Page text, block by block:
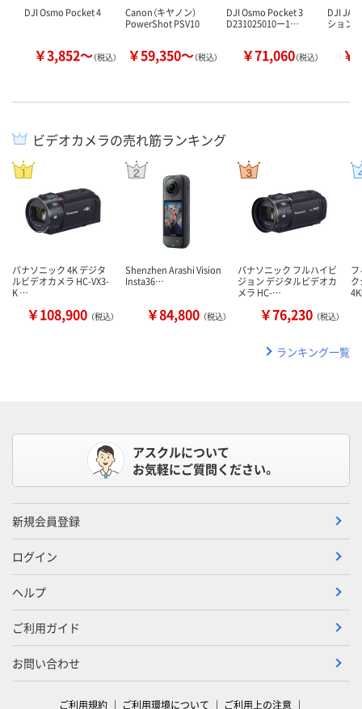
DJI Osmo Pocket 4
￥3,852～（税込）
Canon（キヤノン）
PowerShot PSV10
￥59,350～（税込）
DJI Osmo Pocket 3
D231025010ー1…
￥71,060（税込）
DJI
ション
￥
ビデオカメラの売れ筋ランキング
パナソニック 4K デジタ
ルビデオカメラ HC-VX3-
K …
￥108,900 （税込）
Shenzhen Arashi Vision
Insta36…
￥84,800 （税込）
パナソニック フルハイビ
ジョン デジタルビデオカ
メラ HC-…
￥76,230 （税込）
ランキング一覧
アスクルについて
お気軽にご質問ください。
新規会員登録
ログイン
ヘルプ
ご利用ガイド
お問い合わせ
ご利用規約 ご利用環境について ご利用上の注意